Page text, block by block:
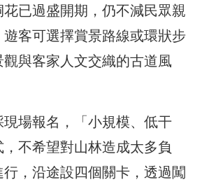
已過盛開期，仍不減民眾親
客可選擇賞景路線或環狀步
與客家人文交織的古道風
場報名，「小規模、低干
不希望對山林造成太多負
，沿途設四個關卡，透過闖